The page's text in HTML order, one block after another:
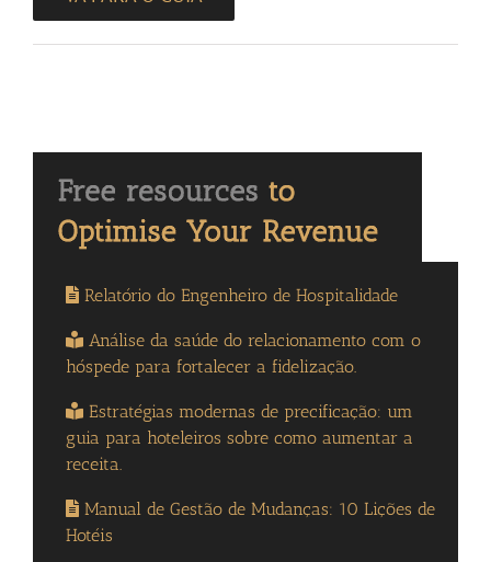
Relatório do Engenheiro de Hospitalidade
Análise da saúde do relacionamento com o
hóspede para fortalecer a fidelização.
Estratégias modernas de precificação: um
guia para hoteleiros sobre como aumentar a
receita.
Manual de Gestão de Mudanças: 10 Lições de
Hotéis